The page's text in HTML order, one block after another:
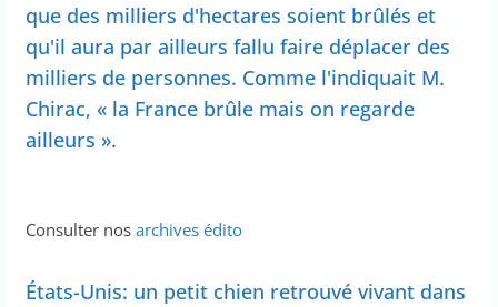
que des milliers d'hectares soient brûlés et
qu'il aura par ailleurs fallu faire déplacer des
milliers de personnes. Comme l'indiquait M.
Chirac, « la France brûle mais on regarde
ailleurs ».
Consulter nos archives édito
États-Unis: un petit chien retrouvé vivant dans